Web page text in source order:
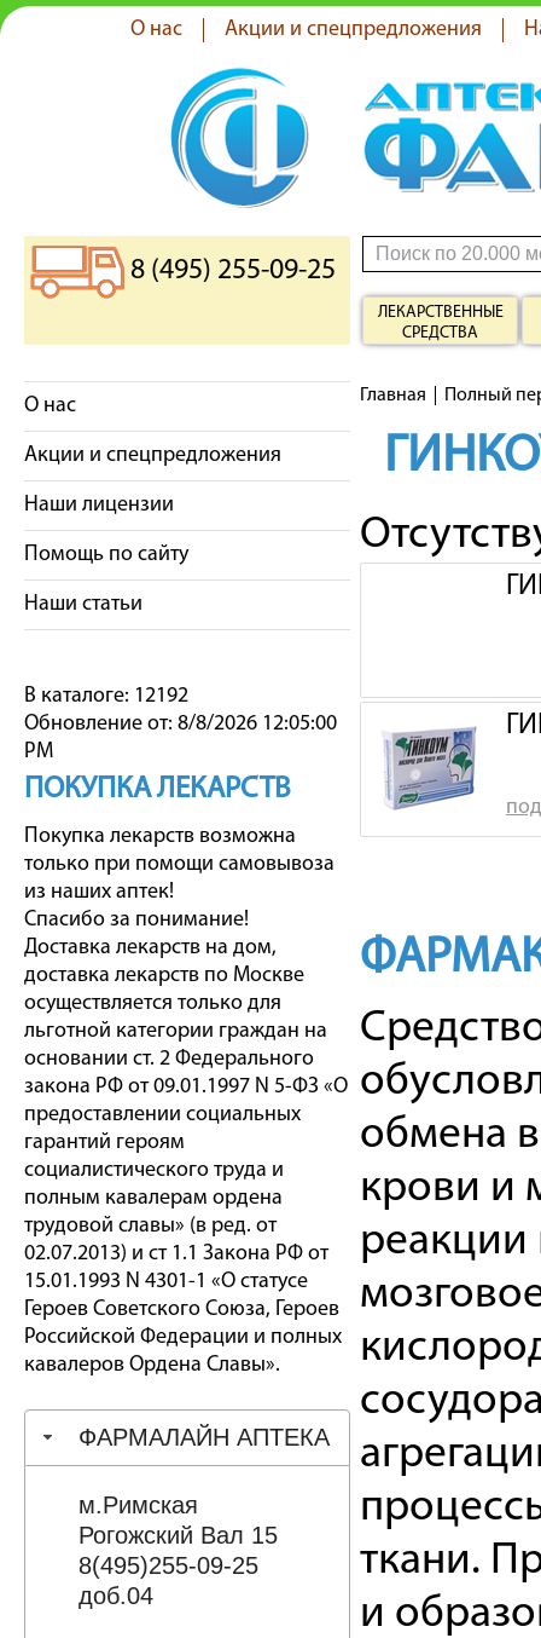
О нас Акции и спецпредложения
8 (495) 255-09-25
ЛЕКАРСТВЕННЫЕ
СРЕДСТВА
О нас
Акции и спецпредложения
Наши лицензии
Помощь по сайту
Наши статьи
В каталоге: 12192
Обновление от: 8/8/2026 12:05:00
PM
ПОКУПКА ЛЕКАРСТВ
Покупка лекарств возможна
только при помощи самовывоза
из наших аптек!
Спасибо за понимание!
Доставка лекарств на дом,
доставка лекарств по Москве
осуществляется только для
льготной категории граждан на
основании ст. 2 Федерального
закона РФ от 09.01.1997 N 5-ФЗ «О
предоставлении социальных
гарантий героям
социалистического труда и
полным кавалерам ордена
трудовой славы» (в ред. от
02.07.2013) и ст 1.1 Закона РФ от
15.01.1993 N 4301-1 «О статусе
Героев Советского Союза, Героев
Российской Федерации и полных
кавалеров Ордена Славы».
ФАРМАЛАЙН АПТЕКА
м.Римская
Рогожский Вал 15
8(495)255-09-25
доб.04
Главная Полный
обмена
крови и
реакции
ткани.
и